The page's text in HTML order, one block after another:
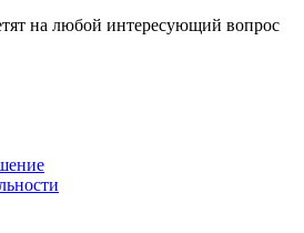
на любой интересующий вопрос